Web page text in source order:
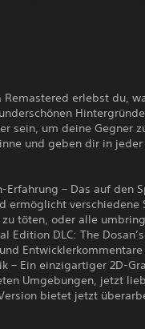
Remastered erlebst du,
sein, um deine Gegner
und geben dir in
Erfahrung – Das auf den
ermöglicht verschiedene
töten, oder alle
Edition DLC: The
Entwicklerkommentare
– Ein einzigartiger 2D-
Umgebungen, jetzt
bietet jetzt